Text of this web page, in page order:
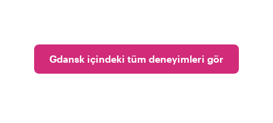
Gdansk içindeki tüm deneyimleri gör